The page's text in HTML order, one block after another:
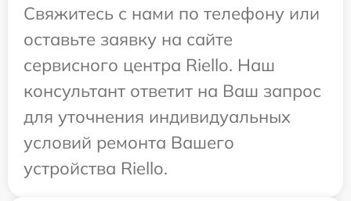
Свяжитесь с нами по телефону или
оставьте заявку на сайте
сервисного центра Riello. Наш
консультант ответит на Ваш запрос
для уточнения индивидуальных
условий ремонта Вашего
устройства Riello.